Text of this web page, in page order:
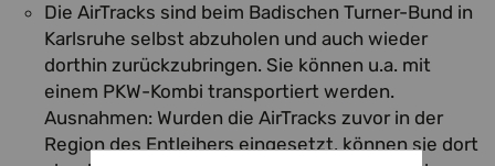
Die AirTracks sind beim Badischen Turner-Bund in
Karlsruhe selbst abzuholen und auch wieder
dorthin zurückzubringen. Sie können u.a. mit
einem PKW-Kombi transportiert werden.
Ausnahmen: Wurden die AirTracks zuvor in der
Region des Entleihers eingesetzt, können sie dort